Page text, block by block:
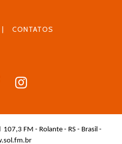
CONTATOS
FM - Rolante - RS - Brasil -